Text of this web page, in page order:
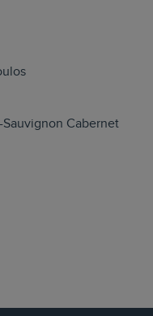
Cabernet